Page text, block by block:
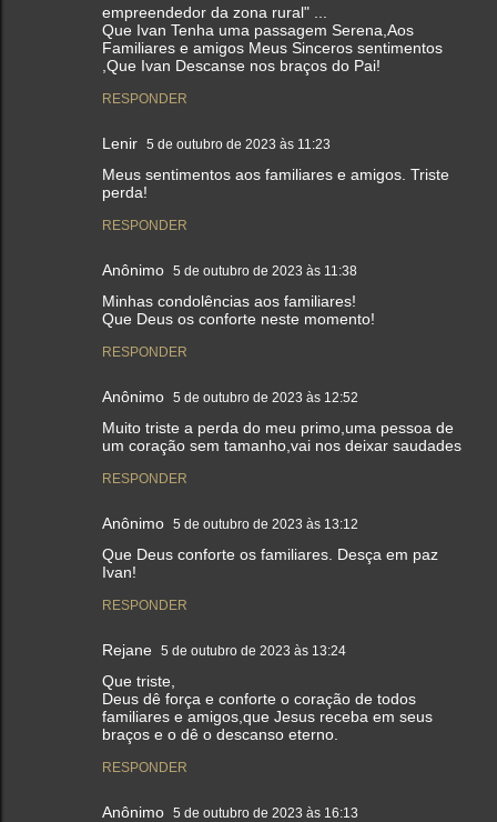
empreendedor da zona rural" ...
Que Ivan Tenha uma passagem Serena,Aos
Familiares e amigos Meus Sinceros sentimentos
,Que Ivan Descanse nos braços do Pai!
RESPONDER
Lenir 5 de outubro de 2023 às 11:23
Meus sentimentos aos familiares e amigos. Triste
perda!
RESPONDER
Anônimo 5 de outubro de 2023 às 11:38
Minhas condolências aos familiares!
Que Deus os conforte neste momento!
RESPONDER
Anônimo 5 de outubro de 2023 às 12:52
Muito triste a perda do meu primo,uma pessoa de
um coração sem tamanho,vai nos deixar saudades
RESPONDER
Anônimo 5 de outubro de 2023 às 13:12
Que Deus conforte os familiares. Desça em paz
Ivan!
RESPONDER
Rejane 5 de outubro de 2023 às 13:24
Que triste,
Deus dê força e conforte o coração de todos
familiares e amigos,que Jesus receba em seus
braços e o dê o descanso eterno.
RESPONDER
Anônimo 5 de outubro de 2023 às 16:13